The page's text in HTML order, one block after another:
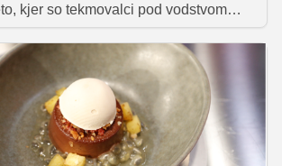
kjer so tekmovalci pod vodstvom
Uroša Fakuča ustvarjali rižote, polne
natančnega odpiranja školjk do
rib je vsak korak zahteval popolno
saj so jih budno spremljale ostre oči
prvih nalogah so se številni tekmovalci